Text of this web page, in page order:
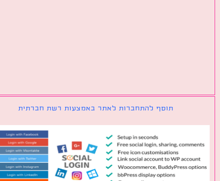
תוסף להתחברות לאתר באמצעות רשת חברתית